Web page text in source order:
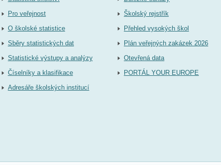
Pro veřejnost
O školské statistice
Sběry statistických dat
Statistické výstupy a analýzy
Číselníky a klasifikace
Adresáře školských institucí
Školský rejstřík
Přehled vysokých škol
Plán veřejných zakázek 2026
Otevřená data
PORTÁL YOUR EUROPE